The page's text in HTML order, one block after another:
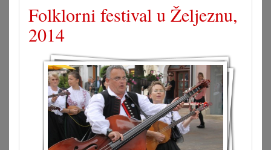
Folklorni festival u Željeznu,
2014